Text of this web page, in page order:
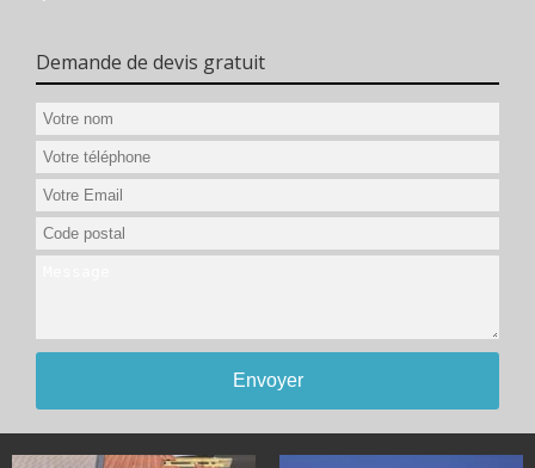
Demande de devis gratuit